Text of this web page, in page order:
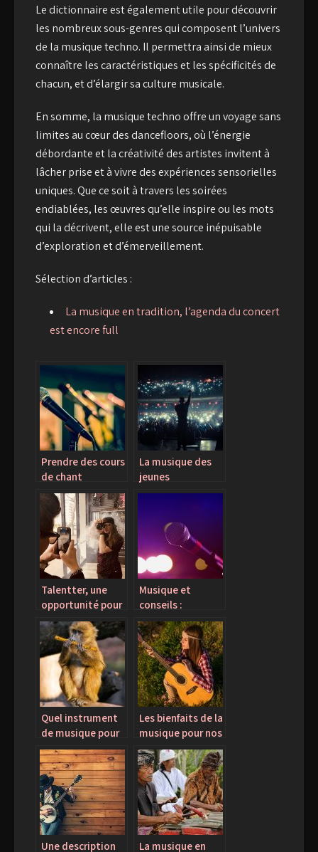
Le dictionnaire est également utile pour découvrir
les nombreux sous-genres qui composent l’univers
de la musique techno. Il permettra ainsi de mieux
connaître les caractéristiques et les spécificités de
chacun, et d’élargir sa culture musicale.
En somme, la musique techno offre un voyage sans
limites au cœur des dancefloors, où l’énergie
débordante et la créativité des artistes invitent à
lâcher prise et à vivre des expériences sensorielles
uniques. Que ce soit à travers les soirées
endiablées, les œuvres qu’elle inspire ou les mots
qui la décrivent, elle est une source inépuisable
d’exploration et d’émerveillement.
Sélection d’articles :
La musique en tradition, l’agenda du concert
est encore full
Prendre des cours
de chant
La musique des
jeunes
d’aujourd’hui. Ce
Talentter, une
opportunité pour
les artistes
Musique et
conseils :
Quelques facteurs
de l’industrie
Quel instrument
de musique pour
votre enfant?
Les bienfaits de la
musique pour nos
enfants.
Une description La musique en